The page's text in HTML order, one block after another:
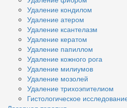
Удаление кондилом
Удаление атером
Удаление ксантелазм
Удаление кератом
Удаление папиллом
Удаление кожного рога
Удаление милиумов
Удаление мозолей
Удаление трихоэпителиом
Гистологическое